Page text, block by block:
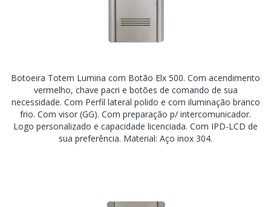
Botoeira Totem Lumina com Botão Elx 500. Com acendimento
vermelho, chave pacri e botões de comando de sua
necessidade. Com Perfil lateral polido e com iluminação branco
frio. Com visor (GG). Com preparação p/ intercomunicador.
Logo personalizado e capacidade licenciada. Com IPD-LCD de
sua preferência. Material: Aço inox 304.